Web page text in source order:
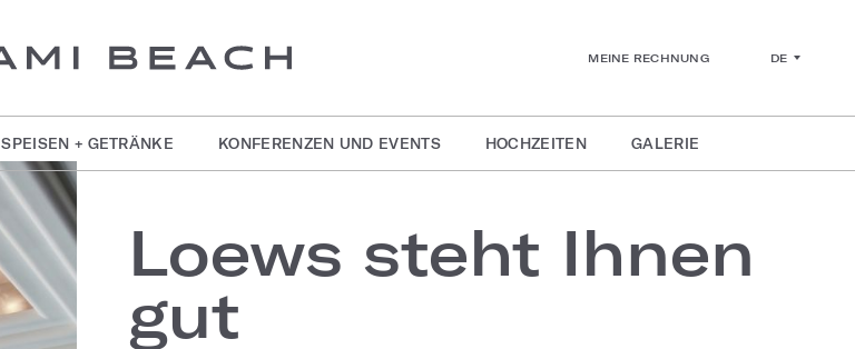
MEINE RECHNUNG DE
SPEISEN + GETRÄNKE KONFERENZEN UND EVENTS HOCHZEITEN GALERIE
Loews steht Ihnen
gut